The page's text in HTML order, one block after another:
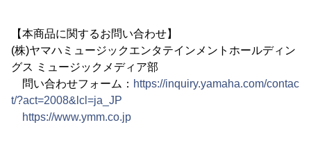
【本商品に関するお問い合わせ】
(株)ヤマハミュージックエンタテインメントホールディン
グス ミュージックメディア部
問い合わせフォーム： https://inquiry.yamaha.com/contac
t/?act=2008&lcl=ja_JP
https://www.ymm.co.jp